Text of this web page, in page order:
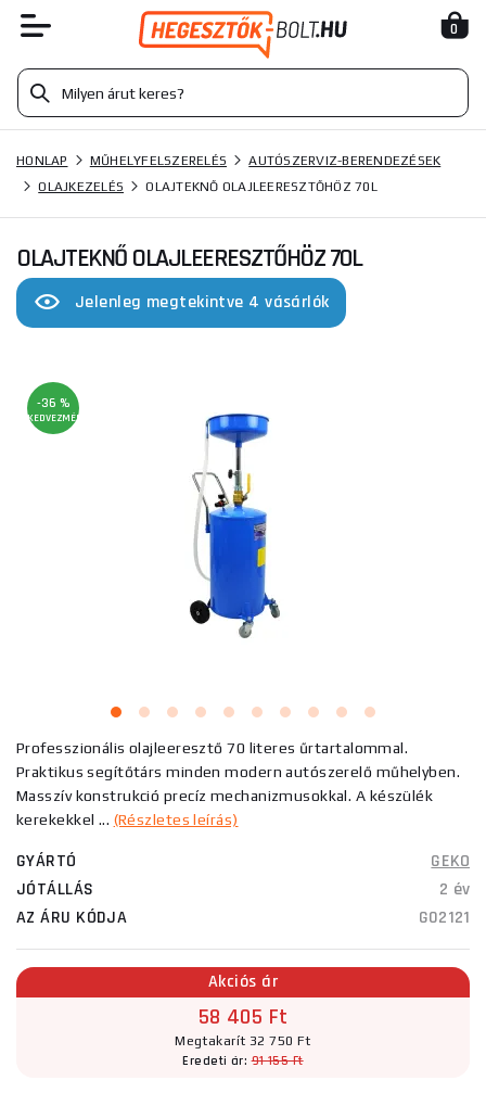
0
HONLAP MŰHELYFELSZERELÉS
AUTÓSZERVIZ-BERENDEZÉSEK
OLAJKEZELÉS
OLAJTEKNŐ OLAJLEERESZTŐHÖZ 70L
OLAJTEKNŐ OLAJLEERESZTŐHÖZ 70L
Jelenleg megtekintve 4 vásárlók
-36 %
KEDVEZMÉNY
Professzionális olajleeresztő 70 literes űrtartalommal.
Praktikus segítőtárs minden modern autószerelő műhelyben.
Masszív konstrukció precíz mechanizmusokkal. A készülék
kerekekkel ... (Részletes leírás)
GYÁRTÓ
GEKO
JÓTÁLLÁS
2 év
AZ ÁRU KÓDJA
G02121
Akciós ár
58 405 Ft
Megtakarít 32 750 Ft
Eredeti ár:91 155 Ft